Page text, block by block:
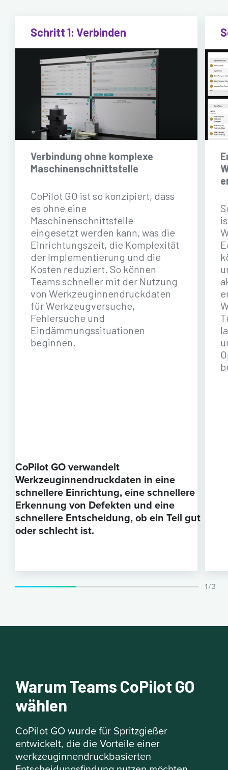
Schritt 1: Verbinden
Verbindung ohne komplexe
Maschinenschnittstelle
CoPilot GO ist so konzipiert, dass
es ohne eine
Maschinenschnittstelle
eingesetzt werden kann, was die
Einrichtungszeit, die Komplexität
der Implementierung und die
Kosten reduziert. So können
Teams schneller mit der Nutzung
von Werkzeuginnendruckdaten
für Werkzeugversuche,
Fehlersuche und
Eindämmungssituationen
beginnen.
1 / 3
CoPilot GO verwandelt
Werkzeuginnendruckdaten in eine
schnellere Einrichtung, eine schnellere
Erkennung von Defekten und eine
schnellere Entscheidung, ob ein Teil gut
oder schlecht ist.
Warum Teams CoPilot GO
wählen
CoPilot GO wurde für Spritzgießer
entwickelt, die die Vorteile einer
werkzeuginnendruckbasierten